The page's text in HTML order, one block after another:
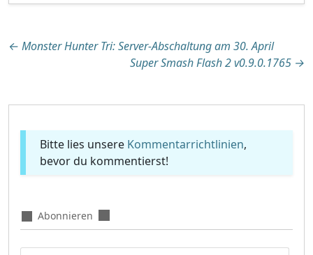
Beitragsnavigation
← Monster Hunter Tri: Server-Abschaltung am 30. April
Super Smash Flash 2 v0.9.0.1765 →
Bitte lies unsere Kommentarrichtlinien,
bevor du kommentierst!
Abonnieren